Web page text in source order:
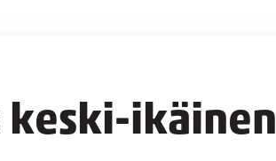
keski-ikäinen